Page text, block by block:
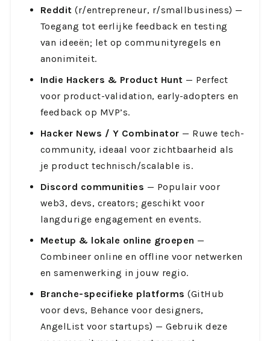
Reddit (r/entrepreneur, r/smallbusiness) —
Toegang tot eerlijke feedback en testing
van ideeën; let op communityregels en
anonimiteit.
Indie Hackers & Product Hunt — Perfect
voor product-validation, early-adopters en
feedback op MVP’s.
Hacker News / Y Combinator — Ruwe tech-
community, ideaal voor zichtbaarheid als
je product technisch/scalable is.
Discord communities — Populair voor
web3, devs, creators; geschikt voor
langdurige engagement en events.
Meetup & lokale online groepen —
Combineer online en offline voor netwerken
en samenwerking in jouw regio.
Branche-specifieke platforms (GitHub
voor devs, Behance voor designers,
AngelList voor startups) — Gebruik deze